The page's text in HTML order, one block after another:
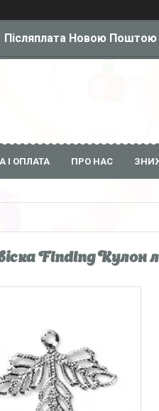
Післяплата Новою Поштою
І ОПЛАТА ПРО НАС
Finding Кулон